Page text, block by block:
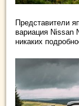
Представители
вариация Nissan
никаких